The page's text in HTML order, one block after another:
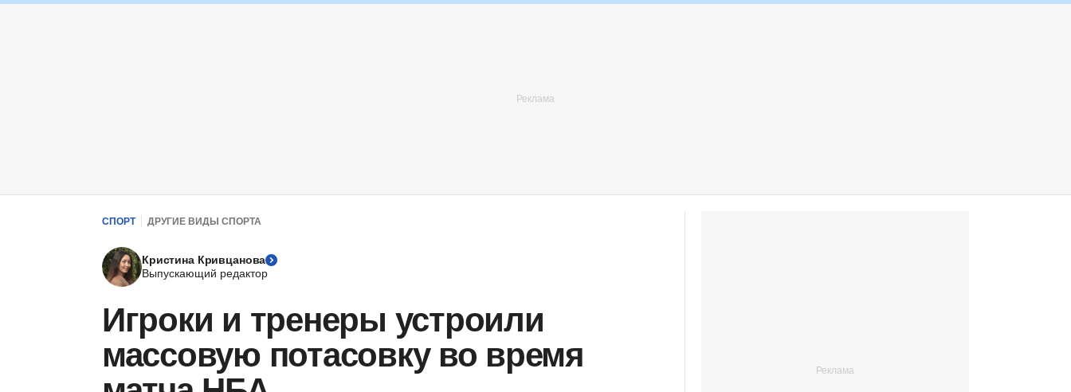
СПОРТ ДРУГИЕ ВИДЫ СПОРТА
Кристина Кривцанова
Выпускающий редактор
Игроки и тренеры устроили
массовую потасовку во время